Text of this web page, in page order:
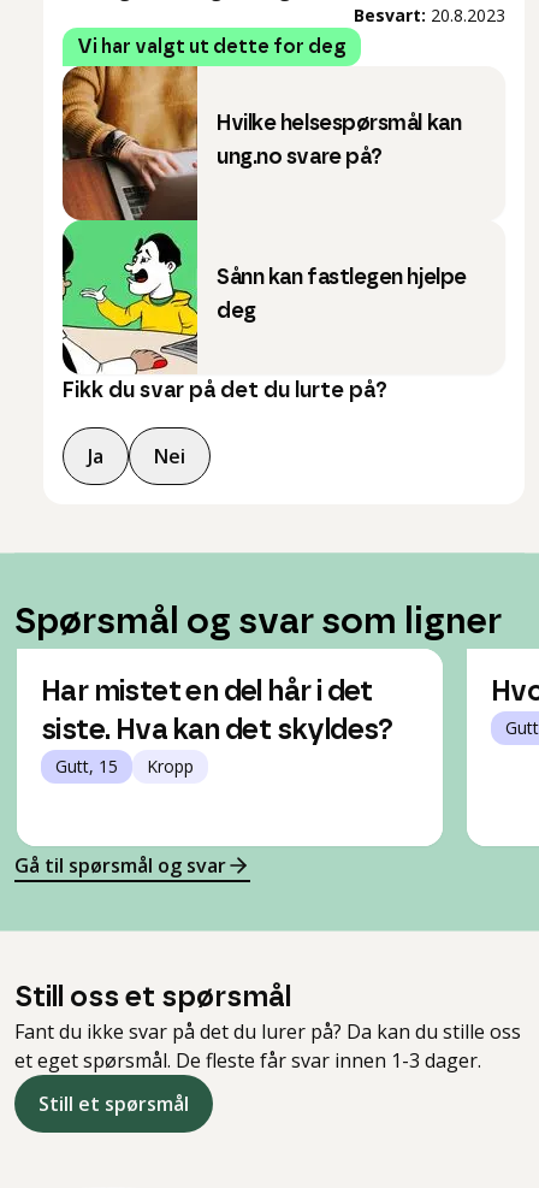
Besvart: 20.8.2023
Vi har valgt ut dette for deg
Hvilke helsespørsmål kan
ung.no svare på?
Sånn kan fastlegen hjelpe
deg
Fikk du svar på det du lurte på?
Ja Nei
Spørsmål og svar som ligner
Har mistet en del hår i det
siste. Hva kan det skyldes?
Gutt, 15 Kropp
Gå til spørsmål og svar
Still oss et spørsmål
Fant du ikke svar på det du lurer på? Da kan du stille oss
et eget spørsmål. De fleste får svar innen 1-3 dager.
Still et spørsmål